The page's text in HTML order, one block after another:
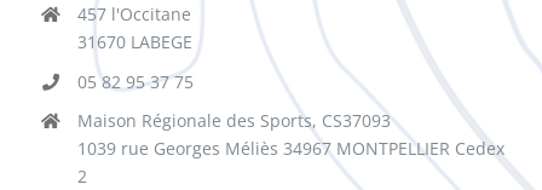
457 l'Occitane
31670 LABEGE
05 82 95 37 75
Maison Régionale des Sports, CS37093
1039 rue Georges Méliès 34967 MONTPELLIER Cedex
2